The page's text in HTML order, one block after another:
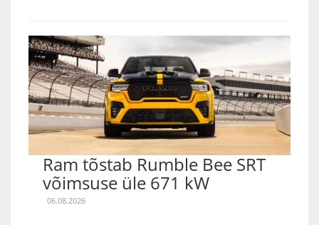
Ram tõstab Rumble Bee SRT
võimsuse üle 671 kW
06.08.2026